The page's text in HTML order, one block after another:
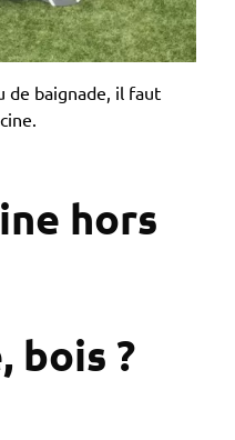
de baignade, il faut
hors
bois ?